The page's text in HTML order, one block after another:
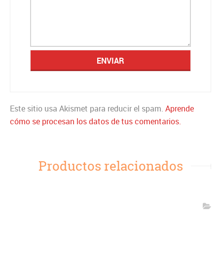
Este sitio usa Akismet para reducir el spam. Aprende
cómo se procesan los datos de tus comentarios.
Productos relacionados